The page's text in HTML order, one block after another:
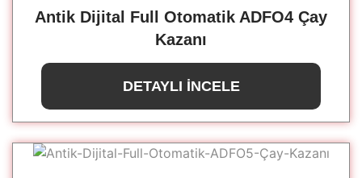
Antik Dijital Full Otomatik ADFO4 Çay
Kazanı
DETAYLI İNCELE